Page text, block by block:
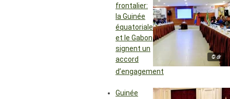
© dr
frontalier:
la Guinée
équatoriale
et le Gabon
signent un
accord
d’engagement
Guinée